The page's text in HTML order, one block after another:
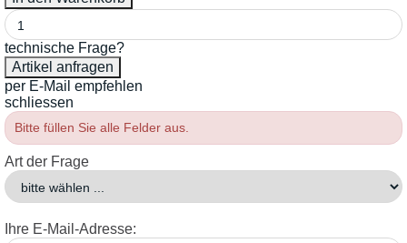
technische Frage?
per E-Mail empfehlen
schliessen
Bitte füllen Sie alle Felder aus.
Art der Frage
Ihre E-Mail-Adresse: